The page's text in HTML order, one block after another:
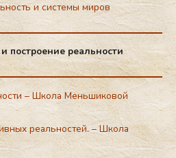
и системы миров
построение реальности
– Школа Меньшиковой
реальностей. – Школа